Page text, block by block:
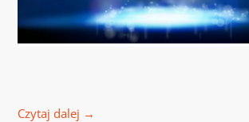
Czytaj dalej →